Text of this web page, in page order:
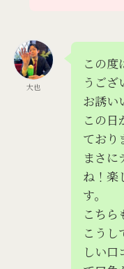
大也
この度
うござ
お誘い
この日
ており
まさに
ね！楽
す。
こちら
こうし
しい